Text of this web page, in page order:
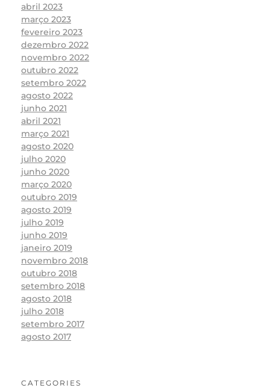
abril 2023
março 2023
fevereiro 2023
dezembro 2022
novembro 2022
outubro 2022
setembro 2022
agosto 2022
junho 2021
abril 2021
março 2021
agosto 2020
julho 2020
junho 2020
março 2020
outubro 2019
agosto 2019
julho 2019
junho 2019
janeiro 2019
novembro 2018
outubro 2018
setembro 2018
agosto 2018
julho 2018
setembro 2017
agosto 2017
CATEGORIES